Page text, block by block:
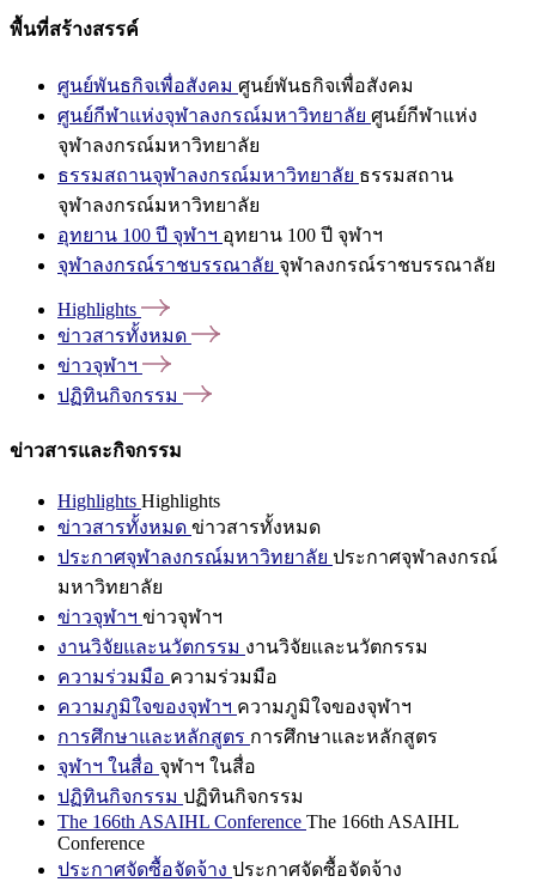
พื้นที่สร้างสรรค์
ศูนย์พันธกิจเพื่อสังคม ศูนย์พันธกิจเพื่อสังคม
ศูนย์กีฬาแห่งจุฬาลงกรณ์มหาวิทยาลัย ศูนย์กีฬาแห่ง
จุฬาลงกรณ์มหาวิทยาลัย
ธรรมสถานจุฬาลงกรณ์มหาวิทยาลัย ธรรมสถาน
จุฬาลงกรณ์มหาวิทยาลัย
อุทยาน 100 ปี จุฬาฯ อุทยาน 100 ปี จุฬาฯ
จุฬาลงกรณ์ราชบรรณาลัย จุฬาลงกรณ์ราชบรรณาลัย
Highlights
ข่าวสารทั้งหมด
ข่าวจุฬาฯ
ปฏิทินกิจกรรม
ข่าวสารและกิจกรรม
Highlights Highlights
ข่าวสารทั้งหมด ข่าวสารทั้งหมด
ประกาศจุฬาลงกรณ์มหาวิทยาลัย ประกาศจุฬาลงกรณ์
มหาวิทยาลัย
ข่าวจุฬาฯ ข่าวจุฬาฯ
งานวิจัยและนวัตกรรม งานวิจัยและนวัตกรรม
ความร่วมมือ ความร่วมมือ
ความภูมิใจของจุฬาฯ ความภูมิใจของจุฬาฯ
การศึกษาและหลักสูตร การศึกษาและหลักสูตร
จุฬาฯ ในสื่อ จุฬาฯ ในสื่อ
ปฏิทินกิจกรรม ปฏิทินกิจกรรม
The 166th ASAIHL Conference The 166th ASAIHL
Conference
ประกาศจัดซื้อจัดจ้าง ประกาศจัดซื้อจัดจ้าง